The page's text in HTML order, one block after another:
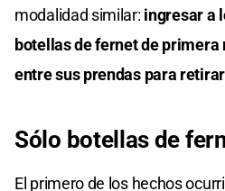
modalidad similar: ingresar a
botellas de fernet de
entre sus prendas para
Sólo botellas de
El primero de los hechos